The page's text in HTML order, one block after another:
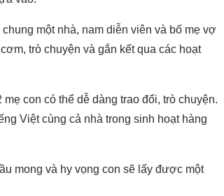
một nhà, nam diễn viên và bố mẹ vợ
trò chuyện và gắn kết qua các hoạt
con có thể dễ dàng trao đổi, trò chuyện.
Việt cùng cả nhà trong sinh hoạt hàng
mong và hy vọng con sẽ lấy được một